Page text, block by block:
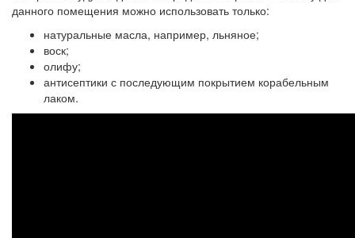
данного помещения можно использовать только:
натуральные масла, например, льняное;
воск;
олифу;
антисептики с последующим покрытием корабельным
лаком.